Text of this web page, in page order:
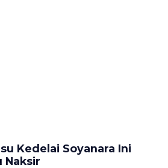
Kedelai Soyanara Ini
Naksir